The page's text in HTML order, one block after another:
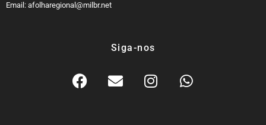
Email: afolharegional@milbr.net
Siga-nos